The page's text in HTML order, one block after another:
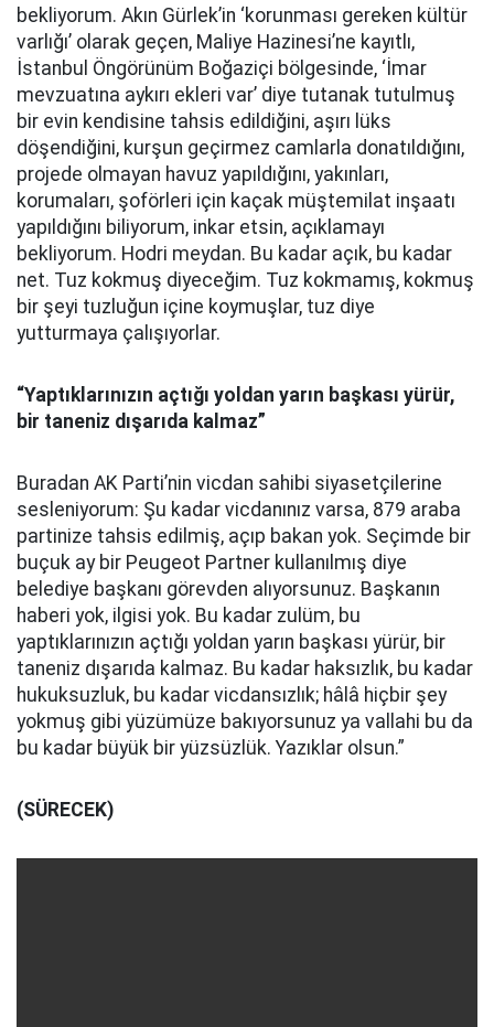
bekliyorum. Akın Gürlek’in ‘korunması gereken kültür
varlığı’ olarak geçen, Maliye Hazinesi’ne kayıtlı,
İstanbul Öngörünüm Boğaziçi bölgesinde, ‘İmar
mevzuatına aykırı ekleri var’ diye tutanak tutulmuş
bir evin kendisine tahsis edildiğini, aşırı lüks
döşendiğini, kurşun geçirmez camlarla donatıldığını,
projede olmayan havuz yapıldığını, yakınları,
korumaları, şoförleri için kaçak müştemilat inşaatı
yapıldığını biliyorum, inkar etsin, açıklamayı
bekliyorum. Hodri meydan. Bu kadar açık, bu kadar
net. Tuz kokmuş diyeceğim. Tuz kokmamış, kokmuş
bir şeyi tuzluğun içine koymuşlar, tuz diye
yutturmaya çalışıyorlar.
“Yaptıklarınızın açtığı yoldan yarın başkası yürür,
bir taneniz dışarıda kalmaz”
Buradan AK Parti’nin vicdan sahibi siyasetçilerine
sesleniyorum: Şu kadar vicdanınız varsa, 879 araba
partinize tahsis edilmiş, açıp bakan yok. Seçimde bir
buçuk ay bir Peugeot Partner kullanılmış diye
belediye başkanı görevden alıyorsunuz. Başkanın
haberi yok, ilgisi yok. Bu kadar zulüm, bu
yaptıklarınızın açtığı yoldan yarın başkası yürür, bir
taneniz dışarıda kalmaz. Bu kadar haksızlık, bu kadar
hukuksuzluk, bu kadar vicdansızlık; hâlâ hiçbir şey
yokmuş gibi yüzümüze bakıyorsunuz ya vallahi bu da
bu kadar büyük bir yüzsüzlük. Yazıklar olsun.”
(SÜRECEK)